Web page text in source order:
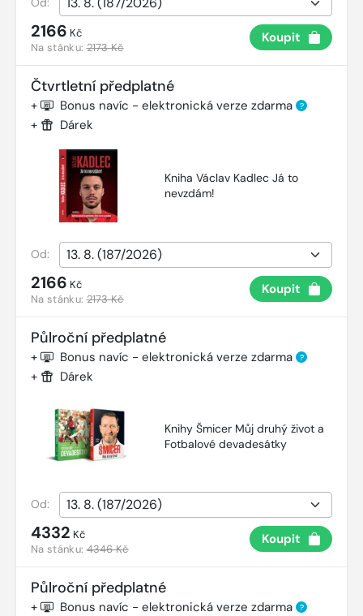
2166 Kč
Na stánku:2173 Kč
Koupit
Čtvrtletní předplatné
+ Bonus navíc - elektronická verze zdarma ?
+ Dárek
Kniha Václav Kadlec Já to
nevzdám!
Od:
2166 Kč
Na stánku:2173 Kč
Koupit
Půlroční předplatné
+ Bonus navíc - elektronická verze zdarma ?
+ Dárek
Knihy Šmicer Můj druhý život a
Fotbalové devadesátky
Od:
4332 Kč
Na stánku:4346 Kč
Koupit
Půlroční předplatné
+ Bonus navíc - elektronická verze zdarma ?